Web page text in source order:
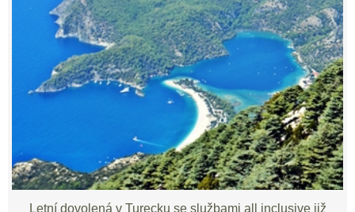
Letní dovolená v Turecku se službami all inclusive již